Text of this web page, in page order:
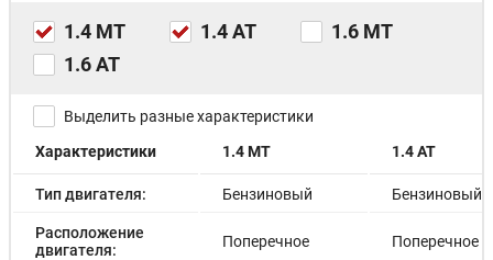
1.4 MT 1.4 AT
1.6 MT
1.6 AT
Выделить разные характеристики
Характеристики
1.4 MT 1.4 AT
Тип двигателя: Бензиновый Бензиновый
Расположение
двигателя:
Поперечное Поперечное